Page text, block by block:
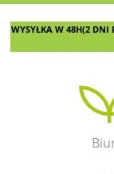
WYSYŁKA W 48H(2 DNI